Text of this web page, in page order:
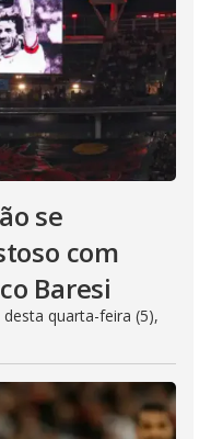
se
com
Baresi
quarta-feira (5),